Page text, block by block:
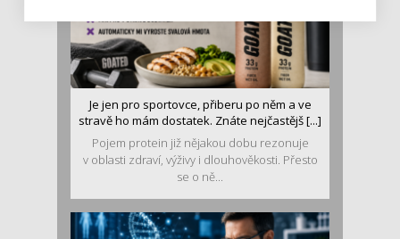
Je jen pro sportovce, přiberu po něm a ve
stravě ho mám dostatek. Znáte nejčastějš [...]
Pojem protein již nějakou dobu rezonuje
v oblasti zdraví, výživy i dlouhověkosti. Přesto
se o ně...